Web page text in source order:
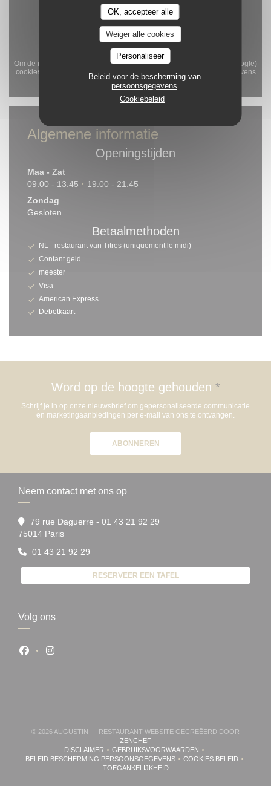
OK, accepteer alle
Weiger alle cookies
Personaliseer
Beleid voor de bescherming van
persoonsgegevens
Cookiebeleid
Om de interactieve Waze-kaart weer te geven, moet u Waze Map (Google)
cookies accepteren. Deze cookies kunnen navigatie- en locatiegegevens
verzamelen.
Toestaan
Algemene informatie
Openingstijden
Maa - Zat
09:00 - 13:45 •
19:00 - 21:45
Zondag
Gesloten
Betaalmethoden
NL - restaurant van Titres (uniquement le midi)
Contant geld
meester
Visa
American Express
Debetkaart
Word op de hoogte gehouden *
Schrijf je in op onze nieuwsbrief om gepersonaliseerde communicatie
en marketingaanbiedingen per e-mail van ons te ontvangen.
ABONNEREN
Neem contact met ons op
79 rue Daguerre - 01 43 21 92 29
75014 Paris((opent in een nieuw venster))
01 43 21 92 29
RESERVEER EEN TAFEL
Volg ons
Facebook ((opent in een nieuw venster))
Instagram ((opent in een nieuw venster))
© 2026 AUGUSTIN — RESTAURANT WEBSITE GECREËERD DOOR
ZENCHEF((OPENT IN EEN NIEUW VENSTER))
DISCLAIMER((OPENT IN EEN NIEUW VENSTER))
GEBRUIKSVOORWAARDEN((OPENT IN EEN NIEUW VENSTER))
BELEID BESCHERMING PERSOONSGEGEVENS
((OPENT IN EEN NIEUW VENSTER))
COOKIES BELEID((OPENT IN EEN
TOEGANKELIJKHEID((OPENT IN EEN NIEUW VENSTER))